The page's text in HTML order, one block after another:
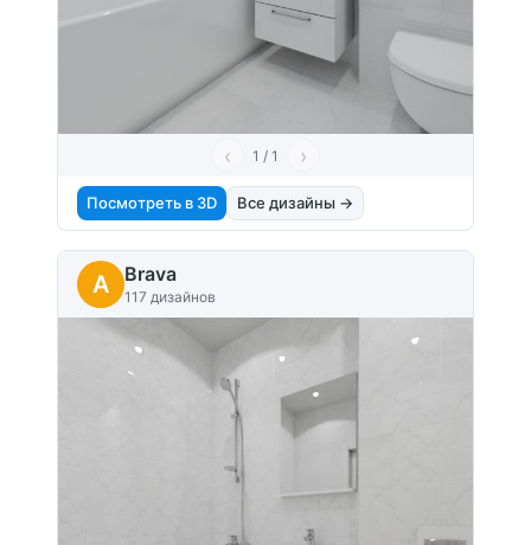
‹ 1 / 1 ›
Посмотреть в 3D Все дизайны →
A Brava
117 дизайнов